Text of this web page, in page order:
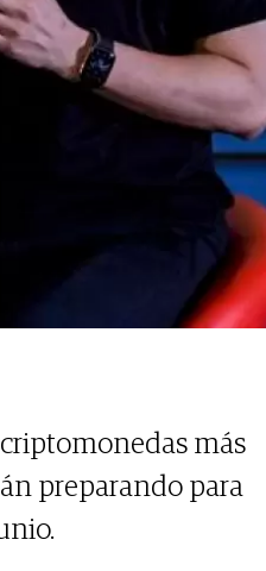
más
preparando para